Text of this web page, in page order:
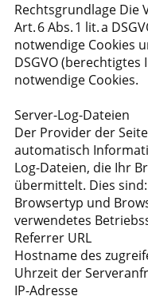
Rechtsgrundlage Die
Art. 6 Abs. 1 lit. a
notwendige Cookies
DSGVO
notwendige Cookies.
Server-Log-Dateien
Der Provider der
automatisch
Log-Dateien, die Ihr
übermittelt. Dies sind:
Browsertyp und
verwendetes
Referrer URL
Hostname des
Uhrzeit der
IP-Adresse